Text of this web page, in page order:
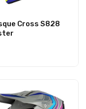
Cross S828